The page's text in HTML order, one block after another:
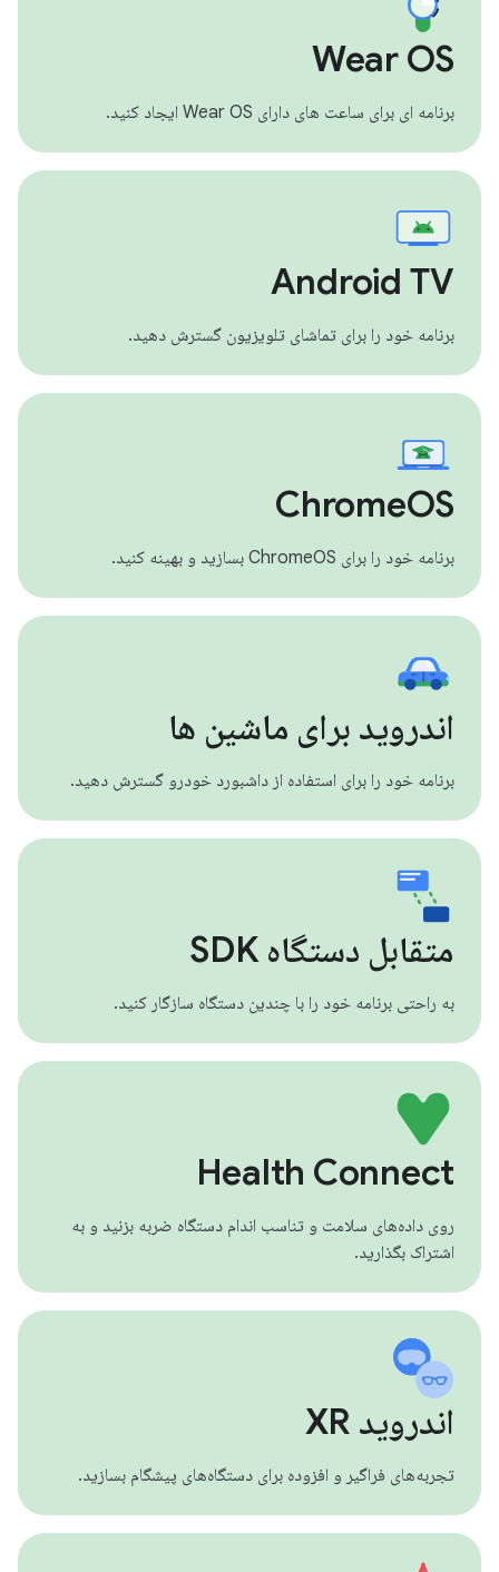
Wear OS
برنامه ای برای ساعت های دارای Wear OS ایجاد کنید.
Android TV
برنامه خود را برای تماشای تلویزیون گسترش دهید.
ChromeOS
برنامه خود را برای ChromeOS بسازید و بهینه کنید.
اندروید برای ماشین ها
برنامه خود را برای استفاده از داشبورد خودرو گسترش دهید.
متقابل دستگاه SDK
به راحتی برنامه خود را با چندین دستگاه سازگار کنید.
Health Connect
روی داده‌های سلامت و تناسب اندام دستگاه ضربه بزنید و به
اشتراک بگذارید.
اندروید XR
تجربه‌های فراگیر و افزوده برای دستگاه‌های پیشگام بسازید.